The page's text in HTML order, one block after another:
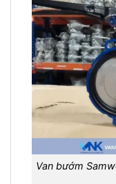
Van bướm